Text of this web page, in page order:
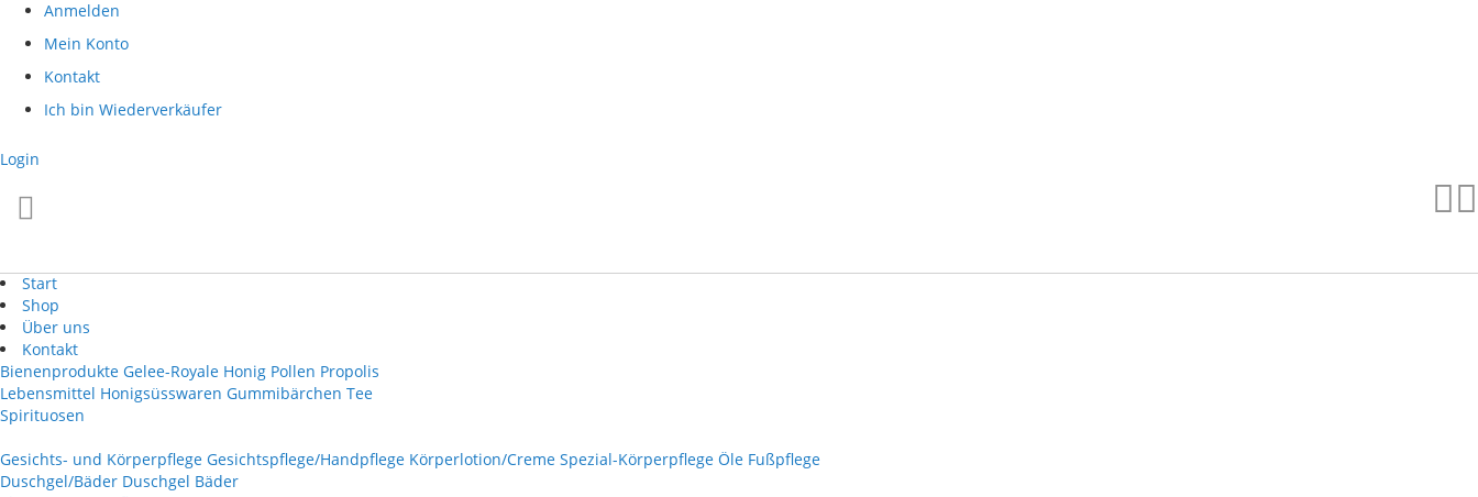
Direkt
Inhalt
Anmelden
Mein Konto
Kontakt
Ich bin Wiederverkäufer
Login
Start
Shop
Über uns
Kontakt
Bienenprodukte Gelee-Royale Honig Pollen Propolis
Lebensmittel Honigsüsswaren Gummibärchen Tee
Spirituosen
Gesichts- und Körperpflege Gesichtspflege/Handpflege Körperlotion/Creme Spezial-Körperpflege Öle Fußpflege
Duschgel/Bäder Duschgel Bäder